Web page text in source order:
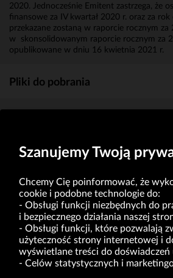
2020. Jednocześnie Emitent zastrzega, że
finansowe za IV kwartał 2020 r. oraz za
przekazane zostaną w raporcie rocznym za
w skonsolidowanym raporcie rocznym za
opublikowane w dniu 16 kwietnia 2021 r.
Pliki do pobrania
VRG S.A. | ul. Pilotów 10 | 31-
NIP: 675-000-03-61
Sąd Rejonowy dla Krakowa-
Wydział XI Gospodarczy Krajowego Rejestru
Kapitał zakładowy w wysokości 49.122.108,00
Szanujemy Twoją
Chcemy Cię poinformować, że
cookie i podobne technologie do:
Obsługi funkcji niezbędnych do
i bezpiecznego działania naszej
Obsługi funkcji, które pozwalają
użyteczność strony internetowej i
wyświetlane treści do
Celów statystycznych i